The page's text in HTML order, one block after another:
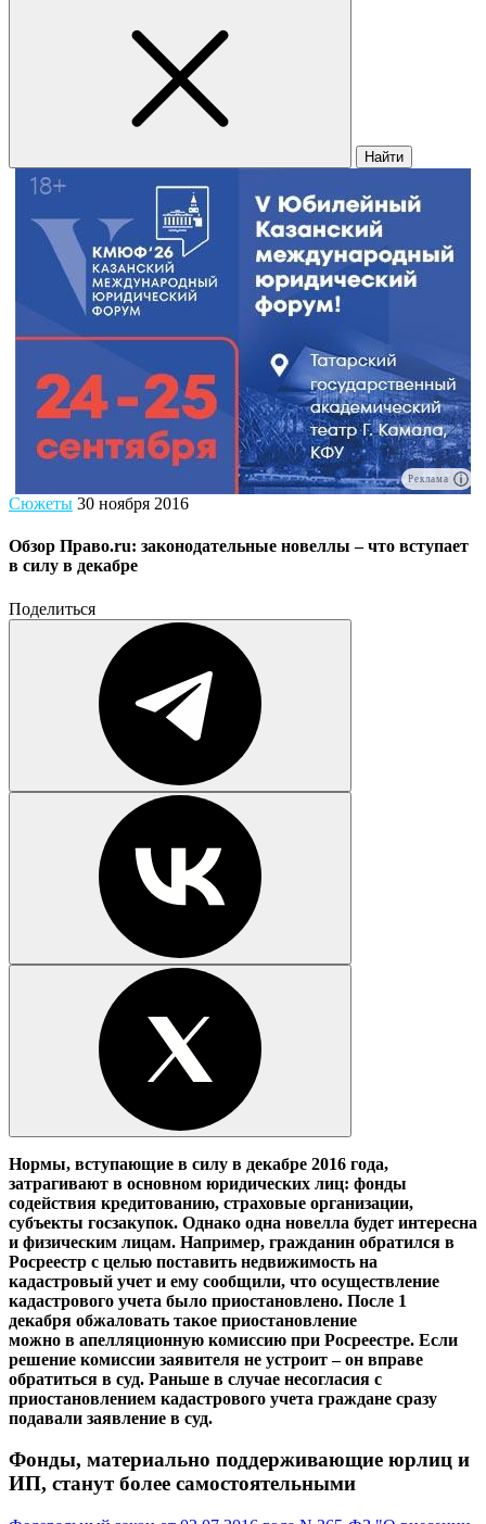
Найти
Реклама
Сюжеты 30 ноября 2016
Обзор Право.ru: законодательные новеллы – что вступает
в силу в декабре
Поделиться
Нормы, вступающие в силу в декабре 2016 года,
затрагивают в основном юридических лиц: фонды
содействия кредитованию, страховые организации,
субъекты госзакупок. Однако одна новелла будет интересна
и физическим лицам. Например, гражданин обратился в
Росреестр с целью поставить недвижимость на
кадастровый учет и ему сообщили, что осуществление
кадастрового учета было приостановлено. После 1
декабря обжаловать такое приостановление
можно в апелляционную комиссию при Росреестре. Если
решение комиссии заявителя не устроит – он вправе
обратиться в суд. Раньше в случае несогласия с
приостановлением кадастрового учета граждане сразу
подавали заявление в суд.
Фонды, материально поддерживающие юрлиц и
ИП, станут более самостоятельными